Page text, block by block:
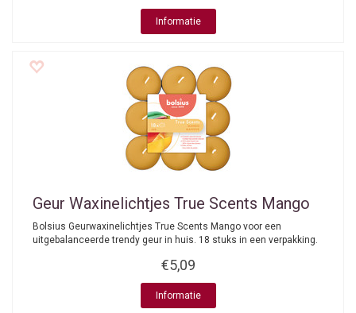
Informatie
Geur Waxinelichtjes True Scents Mango
Bolsius Geurwaxinelichtjes True Scents Mango voor een
uitgebalanceerde trendy geur in huis. 18 stuks in een verpakking.
€5,09
Informatie